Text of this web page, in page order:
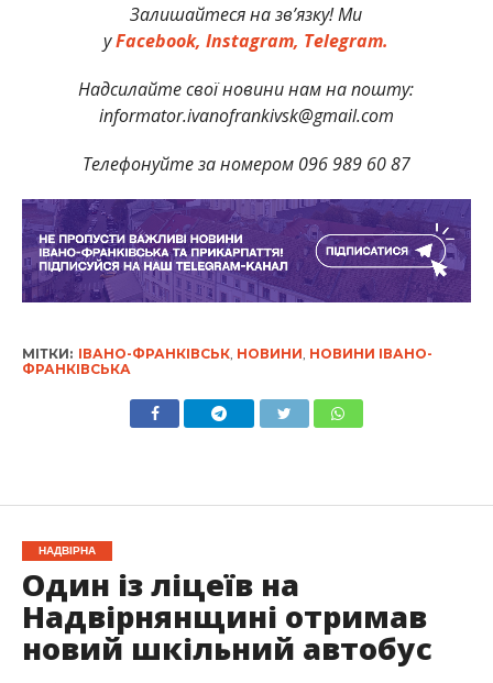
Залишайтеся на зв’язку! Ми
уFacebook, Instagram, Telegram.
Надсилайте свої новини нам на пошту:
informator.ivanofrankivsk@gmail.com
Телефонуйте за номером 096 989 60 87
МІТКИ: ІВАНО-ФРАНКІВСЬК, НОВИНИ НОВИНИ ІВАНО-
ФРАНКІВСЬКА
НАДВІРНА
Один із ліцеїв на
Надвірнянщині отримав
новий шкільний автобус